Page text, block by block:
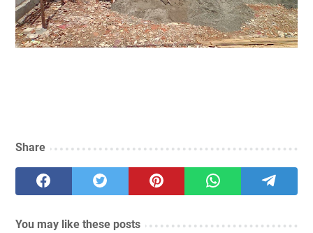
Share
You may like these posts